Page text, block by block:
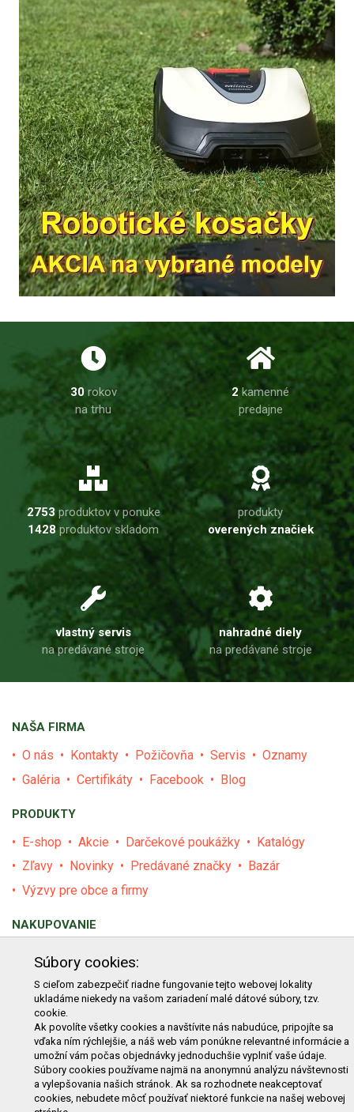
30rokov
na trhu
2 kamenné
predajne
2753produktov v ponuke
1428produktov skladom
produkty
overených značiek
vlastný servis
na predávané stroje
nahradné diely
na predávané stroje
NAŠA FIRMA
O nás Kontakty Požičovňa Servis
Oznamy
Galéria
Certifikáty Facebook Blog
PRODUKTY
E-shop Akcie Darčekové poukážky
Katalógy
Zľavy
Novinky Predávané značky
Bazár
Výzvy pre obce a firmy
NAKUPOVANIE
Obchodné podmienky
Reklamačný poriadok
Reklamačný protokol
Odstúpenie od kúpy
Protokol na odstúpenie od kúpy
Alternatívne riešenie sporu
Ochrana osobných údajov
Používanie cookies
Nákup na splátky
ZÁKAZNÍK
Súbory cookies:
S cieľom zabezpečiť riadne fungovanie tejto webovej lokality
ukladáme niekedy na vašom zariadení malé dátové súbory, tzv.
cookie.
Ak povolíte všetky cookies a navštívite nás nabudúce, pripojíte sa
vďaka ním rýchlejšie, a náš web vám ponúkne relevantné informácie a
umožní vám počas objednávky jednoduchšie vyplniť vaše údaje.
Súbory cookies používame najmä na anonymnú analýzu návštevnosti
a vylepšovania našich stránok. Ak sa rozhodnete neakceptovať
cookies, nebudete môcť používať niektoré funkcie na našej webovej